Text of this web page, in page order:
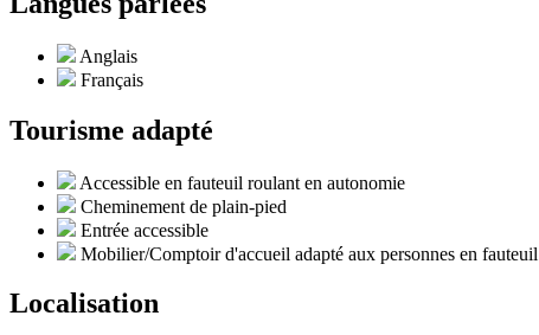
Anglais
Français
Tourisme adapté
Accessible en fauteuil roulant en autonomie
Cheminement de plain-pied
Entrée accessible
Mobilier/Comptoir d'accueil adapté aux personnes en
Localisation